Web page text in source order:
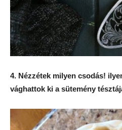
4. Nézzétek milyen csodás!
vághattok ki a sütemény